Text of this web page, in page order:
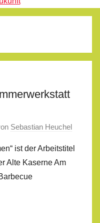
Sebastian Heuchel
ist der Arbeitstitel
Alte Kaserne Am